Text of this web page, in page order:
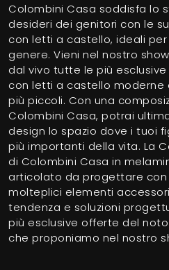
Colombini Casa soddisfa lo
desideri dei genitori con le
con letti a castello, ideali
genere. Vieni nel nostro
dal vivo tutte le più
con letti a castello moderne
più piccoli. Con una
Colombini Casa, potrai
design lo spazio dove i tuoi
più importanti della vita. La
di Colombini Casa in
articolato da progettare con
molteplici elementi
tendenza e soluzioni
più esclusive offerte del
che proponiamo nel nostro